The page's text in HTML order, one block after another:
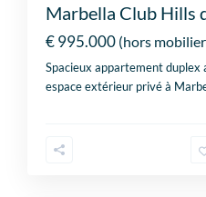
Marbella Club Hills
€ 995.000 (hors
Spacieux appartement duplex
espace extérieur privé à